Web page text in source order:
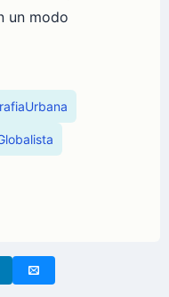
un modo